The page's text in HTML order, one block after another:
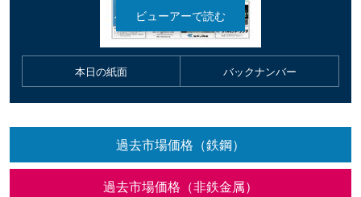
本日の紙面 バックナンバー
過去市場価格（鉄鋼）
過去市場価格（非鉄金属）